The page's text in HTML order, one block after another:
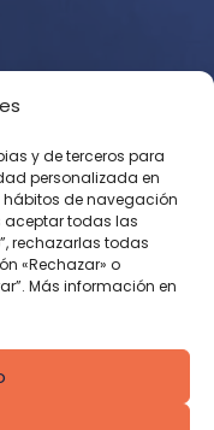
y de terceros para
personalizada en
hábitos de navegación
aceptar todas las
rechazarlas todas
«Rechazar» o
Más información en
Contratación